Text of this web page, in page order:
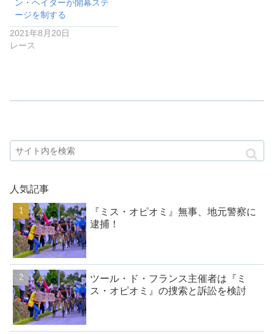
ン・ヘイターが開幕ステ
ージを制する
2021年8月20日
レース
人気記事
『ミス・オピオミ』無事、地元警察に
逮捕！
ツール・ド・フランス主催者は『ミ
ス・オピオミ』の捜索と訴訟を検討